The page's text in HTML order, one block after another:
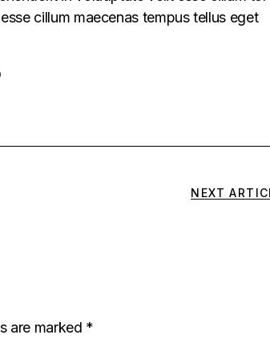
cillum maecenas tempus tellus eget
NEXT
are marked *